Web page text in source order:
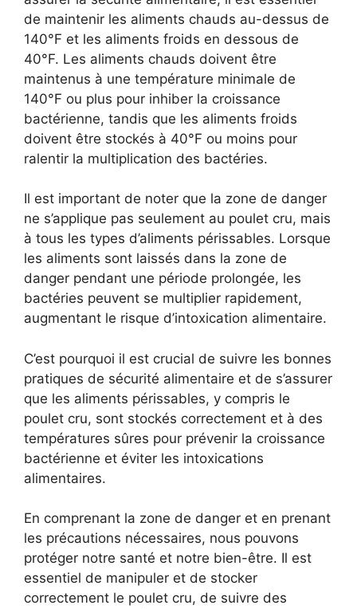
de maintenir les aliments chauds au-dessus de
140°F et les aliments froids en dessous de
40°F. Les aliments chauds doivent être
maintenus à une température minimale de
140°F ou plus pour inhiber la croissance
bactérienne, tandis que les aliments froids
doivent être stockés à 40°F ou moins pour
ralentir la multiplication des bactéries.
Il est important de noter que la zone de danger
ne s’applique pas seulement au poulet cru, mais
à tous les types d’aliments périssables. Lorsque
les aliments sont laissés dans la zone de
danger pendant une période prolongée, les
bactéries peuvent se multiplier rapidement,
augmentant le risque d’intoxication alimentaire.
C’est pourquoi il est crucial de suivre les bonnes
pratiques de sécurité alimentaire et de s’assurer
que les aliments périssables, y compris le
poulet cru, sont stockés correctement et à des
températures sûres pour prévenir la croissance
bactérienne et éviter les intoxications
alimentaires.
En comprenant la zone de danger et en prenant
les précautions nécessaires, nous pouvons
protéger notre santé et notre bien-être. Il est
essentiel de manipuler et de stocker
correctement le poulet cru, de suivre des